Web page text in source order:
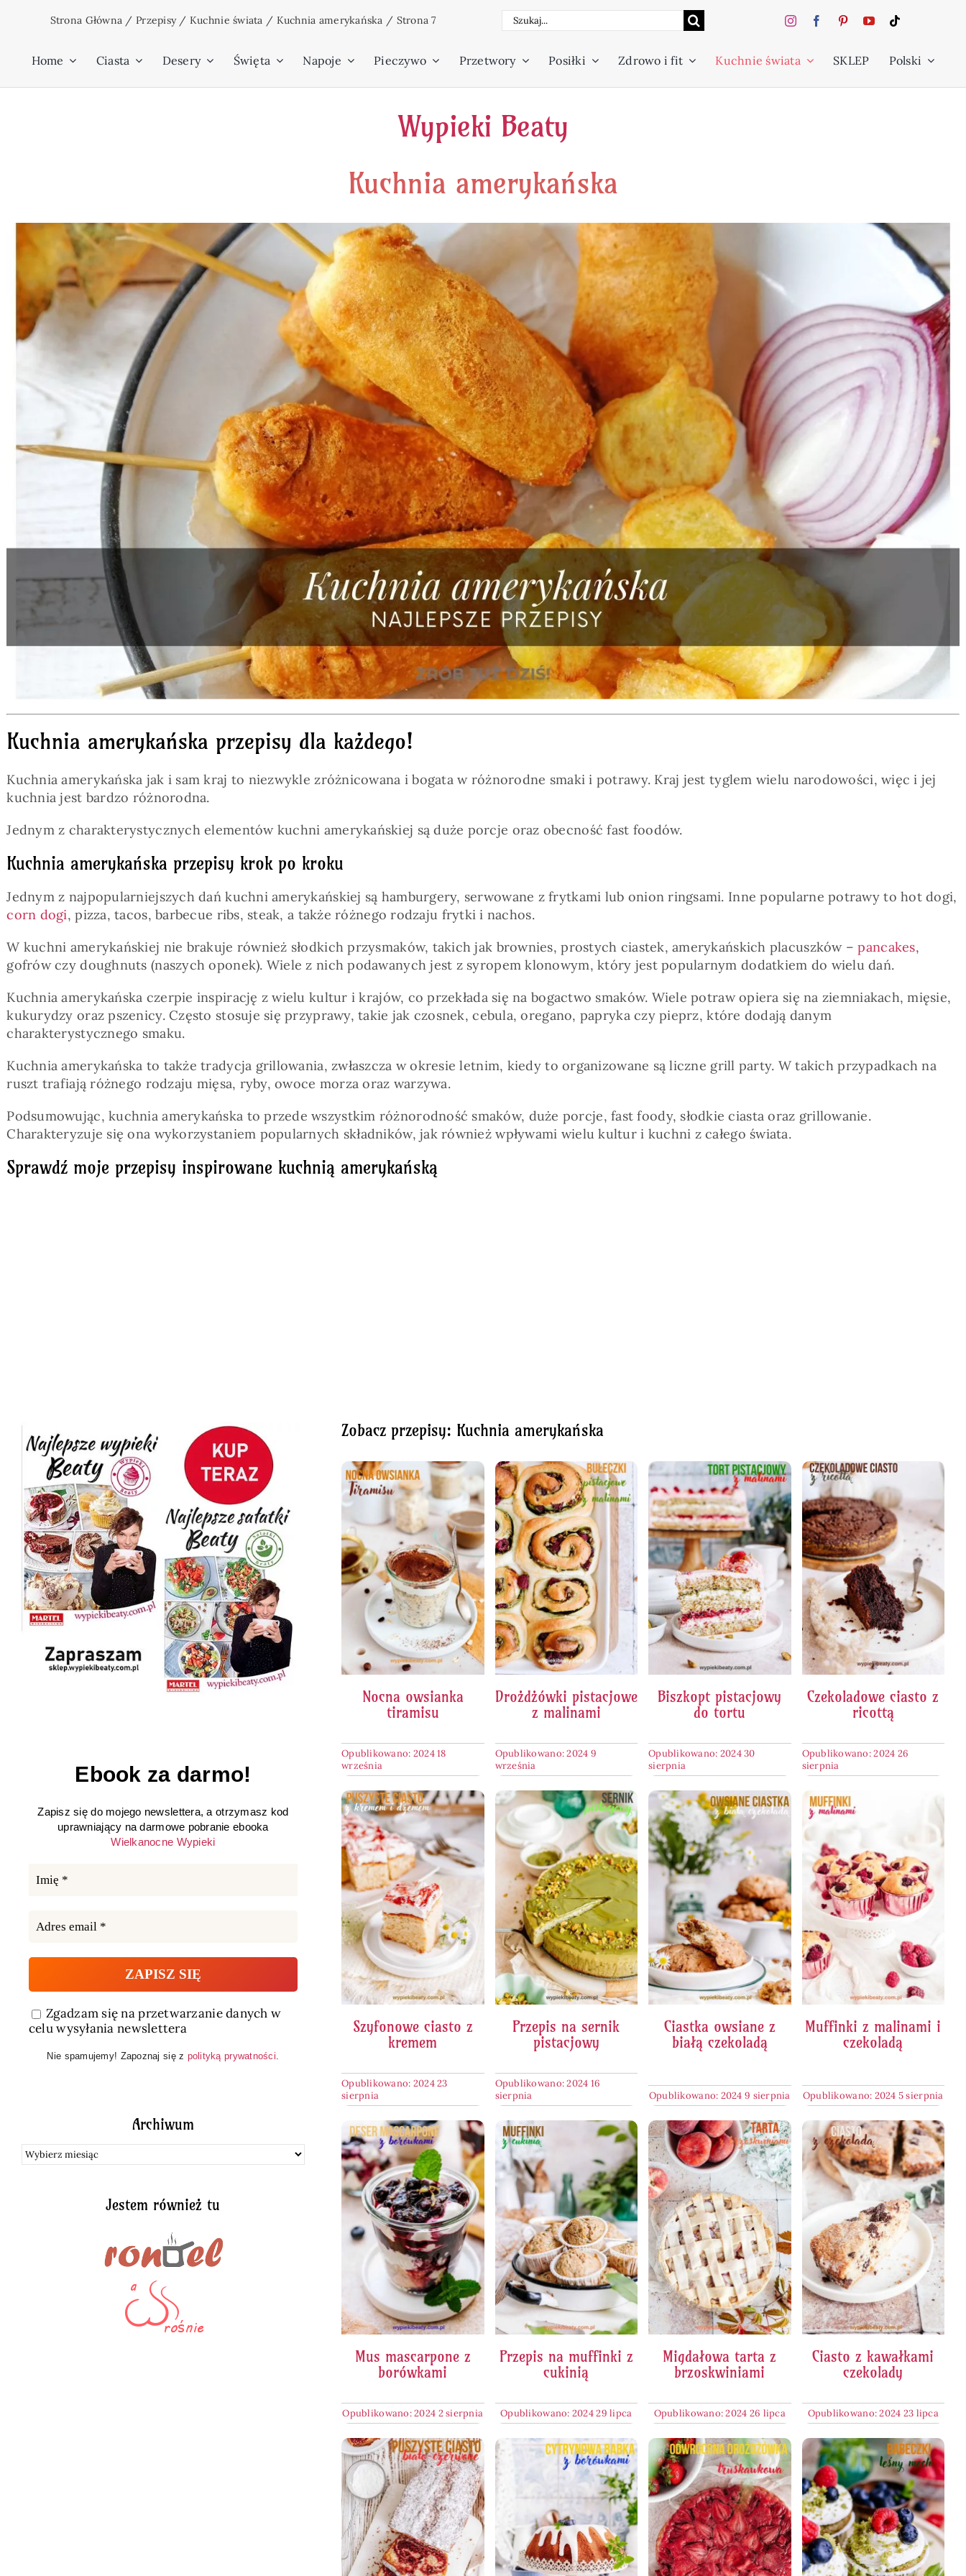
Strona Główna / Przepisy/ Kuchnie świata / Kuchnia amerykańska / Strona 7 Szukaj
Home Ciasta Desery Święta Napoje Pieczywo Przetwory Posiłki Zdrowo i fit Kuchnie świata SKLEP Polski
Wypieki Beaty
Kuchnia amerykańska
Kuchnia amerykańska przepisy dla każdego!
Kuchnia amerykańska jak i sam kraj to niezwykle zróżnicowana i bogata w różnorodne smaki i potrawy. Kraj jest tyglem wielu narodowości, więc i jej
kuchnia jest bardzo różnorodna.
Jednym z charakterystycznych elementów kuchni amerykańskiej są duże porcje oraz obecność fast foodów.
Kuchnia amerykańska przepisy krok po kroku
Jednym z najpopularniejszych dań kuchni amerykańskiej są hamburgery, serwowane z frytkami lub onion ringsami. Inne popularne potrawy to hot dogi,
corn dogi, pizza, tacos, barbecue ribs, steak, a także różnego rodzaju frytki i nachos.
W kuchni amerykańskiej nie brakuje również słodkich przysmaków, takich jak brownies, prostych ciastek, amerykańskich placuszków –pancakes,
gofrów czy doughnuts (naszych oponek). Wiele z nich podawanych jest z syropem klonowym, który jest popularnym dodatkiem do wielu dań.
Kuchnia amerykańska czerpie inspirację z wielu kultur i krajów, co przekłada się na bogactwo smaków. Wiele potraw opiera się na ziemniakach, mięsie,
kukurydzy oraz pszenicy. Często stosuje się przyprawy, takie jak czosnek, cebula, oregano, papryka czy pieprz, które dodają danym
charakterystycznego smaku.
Kuchnia amerykańska to także tradycja grillowania, zwłaszcza w okresie letnim, kiedy to organizowane są liczne grill party. W takich przypadkach na
ruszt trafiają różnego rodzaju mięsa, ryby, owoce morza oraz warzywa.
Podsumowując, kuchnia amerykańska to przede wszystkim różnorodność smaków, duże porcje, fast foody, słodkie ciasta oraz grillowanie.
Charakteryzuje się ona wykorzystaniem popularnych składników, jak również wpływami wielu kultur i kuchni z całego świata.
Sprawdź moje przepisy inspirowane kuchnią amerykańską
Ebook za darmo!
Zapisz się do mojego newslettera, a otrzymasz kod
uprawniający na darmowe pobranie ebooka
Wielkanocne Wypieki
Zgadzam się na przetwarzanie danych w
celu wysyłania newslettera
Nie spamujemy! Zapoznaj się z polityką prywatności
Archiwum
Archiwum
Jestem również tu
Zobacz przepisy: Kuchnia amerykańska
Nocna owsianka
tiramisu
Opublikowano: 2024 18
września
Drożdżówki pistacjowe
z malinami
Opublikowano: 2024 9
września
Biszkopt pistacjowy
do tortu
Opublikowano: 2024 30
sierpnia
Czekoladowe ciasto z
ricottą
Opublikowano: 2024 26
sierpnia
Szyfonowe ciasto z
kremem
Opublikowano: 2024 23
sierpnia
Przepis na sernik
pistacjowy
Opublikowano: 2024 16
sierpnia
Ciastka owsiane z
białą czekoladą
Opublikowano: 2024 9 sierpnia
Muffinki z malinami i
czekoladą
Opublikowano: 2024 5 sierpnia
Mus mascarpone z
borówkami
Opublikowano: 2024 2 sierpnia
Przepis na muffinki z
cukinią
Opublikowano: 2024 29 lipca
Migdałowa tarta z
brzoskwiniami
Opublikowano: 2024 26 lipca
Ciasto z kawałkami
czekolady
Opublikowano: 2024 23 lipca